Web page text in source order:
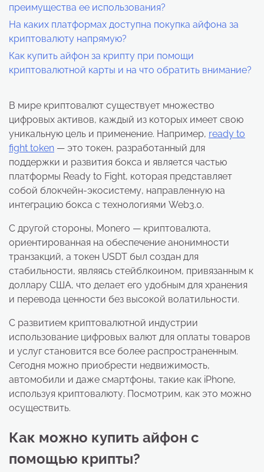
преимущества ее использования?
На каких платформах доступна покупка айфона за
криптовалюту напрямую?
Как купить айфон за крипту при помощи
криптовалютной карты и на что обратить внимание?
В мире криптовалют существует множество
цифровых активов, каждый из которых имеет свою
уникальную цель и применение. Например, ready to
fight token — это токен, разработанный для
поддержки и развития бокса и является частью
платформы Ready to Fight, которая представляет
собой блокчейн-экосистему, направленную на
интеграцию бокса с технологиями Web3.0.
С другой стороны, Monero — криптовалюта,
ориентированная на обеспечение анонимности
транзакций, а токен USDT был создан для
стабильности, являясь стейблкоином, привязанным к
доллару США, что делает его удобным для хранения
и перевода ценности без высокой волатильности.
С развитием криптовалютной индустрии
использование цифровых валют для оплаты товаров
и услуг становится все более распространенным.
Сегодня можно приобрести недвижимость,
автомобили и даже смартфоны, такие как iPhone,
используя криптовалюту. Посмотрим, как это можно
осуществить.
Как можно купить айфон с
помощью крипты?